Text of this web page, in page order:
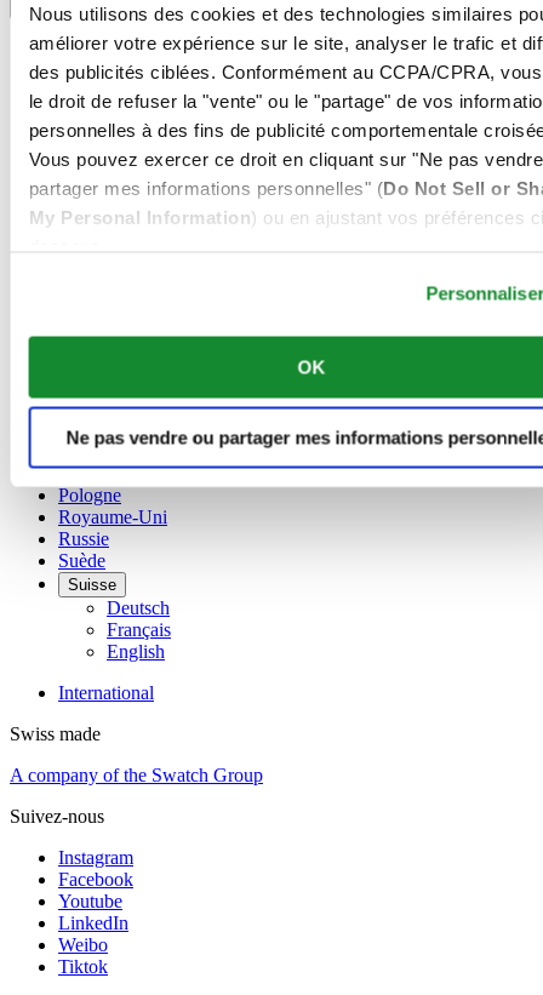
Nous utilisons des cookies et des technologies similaires
améliorer votre expérience sur le site, analyser le trafic et
des publicités ciblées. Conformément au CCPA/CPRA,
le droit de refuser la "vente" ou le "partage" de vos
personnelles à des fins de publicité comportementale
Vous pouvez exercer ce droit en cliquant sur "Ne pas
partager mes informations personnelles" (Do Not Sell or
My Personal Information) ou en ajustant vos préférences
OK
Ne pas vendre ou partager mes informations
Sélecteur de langue
Allemagne
Autriche
Belgique
Français
Chine
English
简体中文
Irlande
Français
Norvège
Pays-Bas
Pologne
Royaume-Uni
Russie
Suède
Suisse
Deutsch
Français
English
International
Swiss made
A company of the Swatch Group
Suivez-nous
Instagram
Facebook
Youtube
LinkedIn
Weibo
Tiktok